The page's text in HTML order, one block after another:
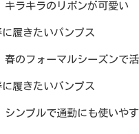
キラキラのリボンが可愛い
に履きたいパンプス
春のフォーマルシーズンで
に履きたいパンプス
シンプルで通勤にも使いや